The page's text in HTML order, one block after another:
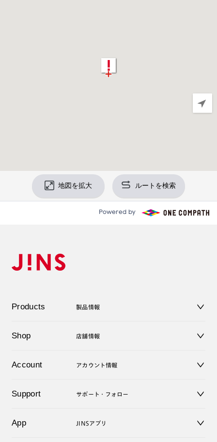
地図を拡大 ルートを検索
Powered by
Products 製品情報
サングラス
コンタクトレンズ
アクセサリー
Shop 店舗情報
オンラインショップ
Account アカウント情報
ログアウト
Support サポート・フォロー
よくあるご質問
App JINSアプリ